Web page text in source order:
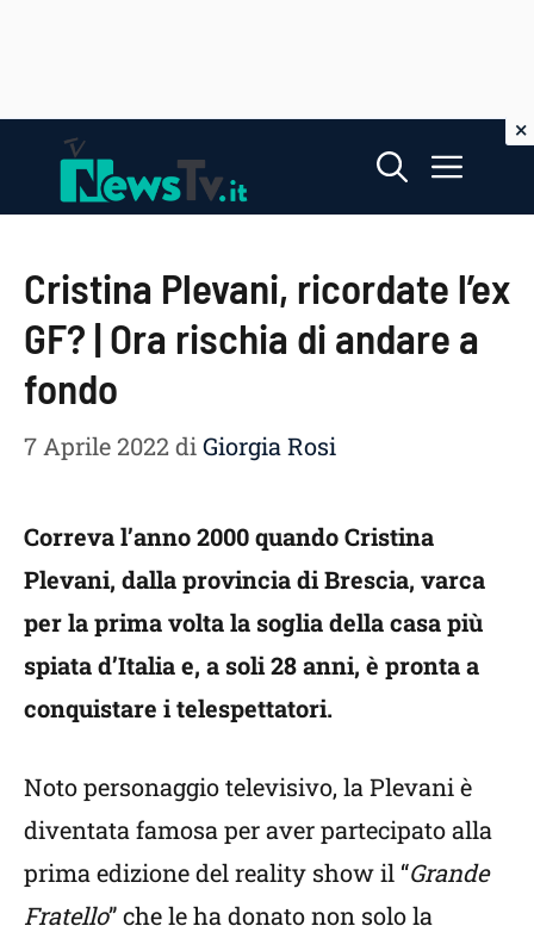
contenuto
Menu
Cristina Plevani, ricordate l’ex
GF? | Ora rischia di andare a
fondo
7 Aprile 2022diGiorgia Rosi
Correva l’anno 2000 quando Cristina
Plevani, dalla provincia di Brescia, varca
per la prima volta la soglia della casa più
spiata d’Italia e, a soli 28 anni, è pronta a
conquistare i telespettatori.
Noto personaggio televisivo, la Plevani è
diventata famosa per aver partecipato alla
prima edizione del reality show il “Grande
Fratello” che le ha donato non solo la